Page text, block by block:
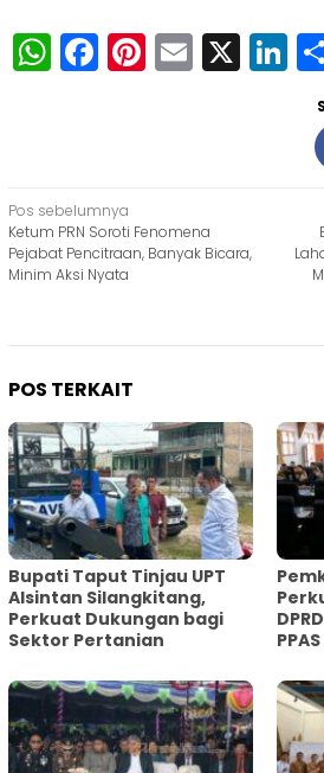
WhatsApp
Facebook
Pinterest
Email
X
Navigasi
pos
Pos sebelumnya
Ketum PRN Soroti Fenomena
Pejabat Pencitraan, Banyak Bicara,
Minim Aksi Nyata
POS TERKAIT
Bupati Taput Tinjau UPT
Alsintan Silangkitang,
Perkuat Dukungan bagi
Sektor Pertanian